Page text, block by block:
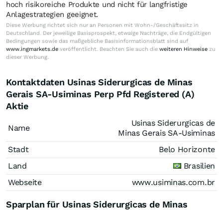
hoch risikoreiche Produkte und nicht für langfristige
Anlagestrategien geeignet.
Diese Werbung richtet sich nur an Personen mit Wohn-/Geschäftssitz in
Deutschland. Der jeweilige Basisprospekt, etwaige Nachträge, die Endgültigen
Bedingungen sowie das maßgebliche Basisinformationsblatt sind auf
www.ingmarkets.de veröffentlicht. Beachten Sie auch die weiteren Hinweise zu
dieser Werbung.
Kontaktdaten Usinas Siderurgicas de Minas
Gerais SA-Usiminas Perp Pfd Registered (A)
Aktie
Name
Usinas Siderurgicas de
Minas Gerais SA-Usiminas
Stadt
Belo Horizonte
Land
Brasilien
Webseite
www.usiminas.com.br
Sparplan für Usinas Siderurgicas de Minas